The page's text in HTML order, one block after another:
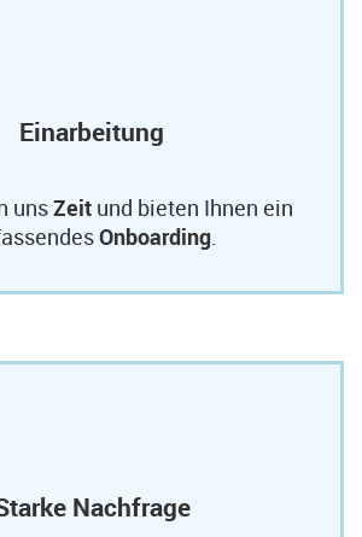
Einarbeitung
unsZeit und bieten Ihnen ein
Onboarding.
Nachfrage